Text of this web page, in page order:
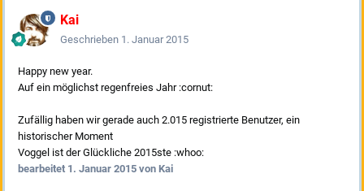
Kai
Geschrieben 1. Januar 2015
Happy new year.
Auf ein möglichst regenfreies Jahr :cornut:
Zufällig haben wir gerade auch 2.015 registrierte Benutzer, ein
historischer Moment
Voggel ist der Glückliche 2015ste :whoo:
bearbeitet 1. Januar 2015 von Kai